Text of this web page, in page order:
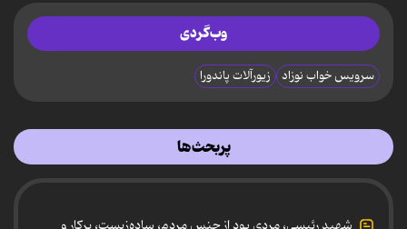
وب‌گردی
سرویس خواب نوزاد زیورآلات پاندورا
پربحث‌ها